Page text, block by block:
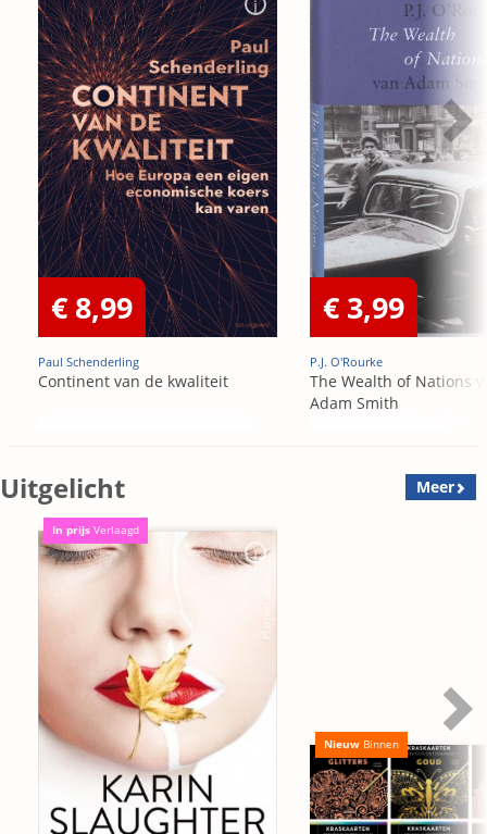
€ 8,99
Paul Schenderling
Continent van de kwaliteit
€ 3,99
P.J. O'Rourke
The Wealth of Nations
Adam Smith
Uitgelicht Meer
In prijs Verlaagd
Nieuw Binnen